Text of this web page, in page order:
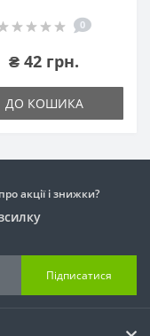
0
₴ 42 грн.
ДО КОШИКА
акції і знижки?
Підписатися